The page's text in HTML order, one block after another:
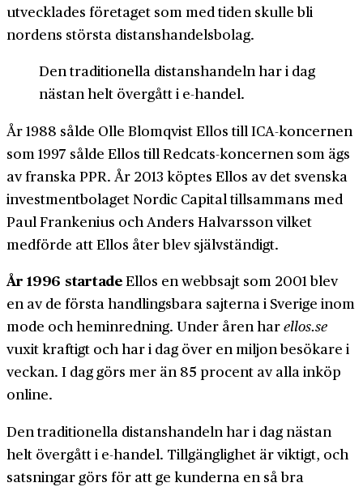
utvecklades företaget som med tiden skulle bli
nordens största distans­handels­bolag.
Den traditionella distans­handeln har i dag
nästan helt övergått i e-handel.
År 1988 sålde Olle Blomqvist Ellos till ICA-­koncernen
som 1997 sålde Ellos till Redcats-­koncernen som ägs
av franska PPR. År 2013 köptes Ellos av det svenska
investment­bolaget Nordic Capital tillsammans med
Paul Frankenius och Anders Halvarsson vilket
medförde att Ellos åter blev själv­ständigt.
År 1996 startadeEllos en webbsajt som 2001 blev
en av de första handlings­bara sajterna i Sverige inom
mode och hem­inredning. Under åren harellos.se
vuxit kraftigt och har i dag över en miljon besökare i
veckan. I dag görs mer än 85 procent av alla inköp
online.
Den traditionella distans­handeln har i dag nästan
helt övergått i e-handel. Till­gänglighet är viktigt, och
satsningar görs för att ge kunderna en så bra